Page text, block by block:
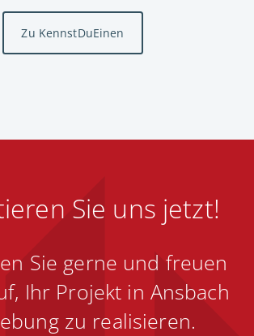
Zu KennstDuEinen
Sie uns jetzt!
Sie gerne und freuen
Ihr Projekt in Ansbach
zu realisieren.